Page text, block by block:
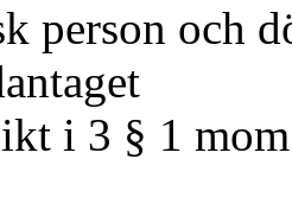
person och
i 3 § 1